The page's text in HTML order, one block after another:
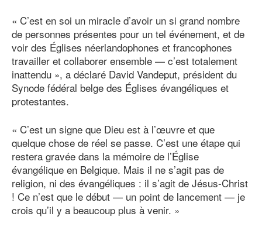
« C’est en soi un miracle d’avoir un si grand nombre
de personnes présentes pour un tel événement, et de
voir des Églises néerlandophones et francophones
travailler et collaborer ensemble — c’est totalement
inattendu », a déclaré David Vandeput, président du
Synode fédéral belge des Églises évangéliques et
protestantes.
« C’est un signe que Dieu est à l’œuvre et que
quelque chose de réel se passe. C’est une étape qui
restera gravée dans la mémoire de l’Église
évangélique en Belgique. Mais il ne s’agit pas de
religion, ni des évangéliques : il s’agit de Jésus-Christ
! Ce n’est que le début — un point de lancement — je
crois qu’il y a beaucoup plus à venir. »